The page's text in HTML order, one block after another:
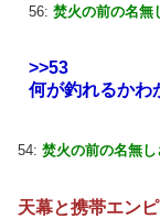
56: 焚火の前の名無
>>53
何が釣れるかわ
54: 焚火の前の名無し
天幕と携帯エンピ